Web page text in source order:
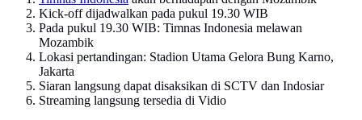
Kick-off dijadwalkan pada pukul 19.30 WIB
Pada pukul 19.30 WIB: Timnas Indonesia melawan
Mozambik
Lokasi pertandingan: Stadion Utama Gelora Bung Karno,
Jakarta
Siaran langsung dapat disaksikan di SCTV dan Indosiar
Streaming langsung tersedia di Vidio